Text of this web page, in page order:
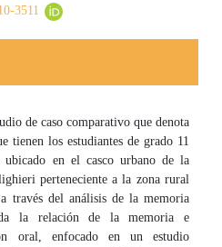
3511
de caso comparativo que denota
tienen los estudiantes de grado 11
en el casco urbano de la
perteneciente a la zona rural
través del análisis de la memoria
la relación de la memoria e
oral, enfocado en un estudio